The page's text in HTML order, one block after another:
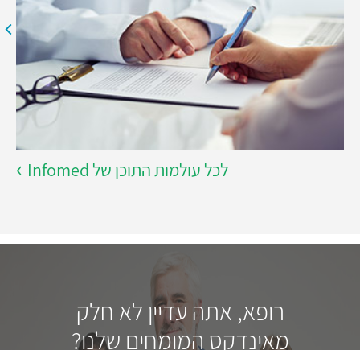
לכל עולמות התוכן של Infomed
רופא, אתה עדיין לא חלק
מאינדקס המומחים שלנו?